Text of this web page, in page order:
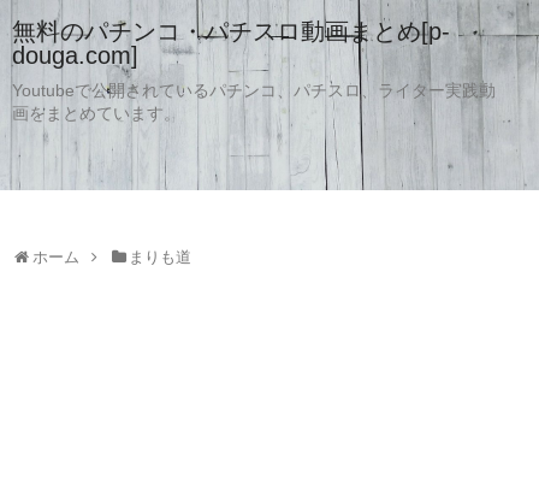
無料のパチンコ・パチスロ動画まとめ[p-
douga.com]
Youtubeで公開されているパチンコ、パチスロ、ライター実践動
画をまとめています。
ホーム まりも道